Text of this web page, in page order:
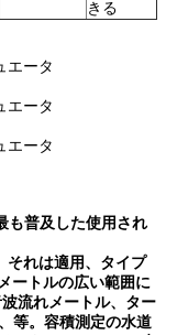
きる
も普及した使用され
それは適用、タイプ
ートルの広い範囲に
流れメートル、ター
等。容積測定の水道